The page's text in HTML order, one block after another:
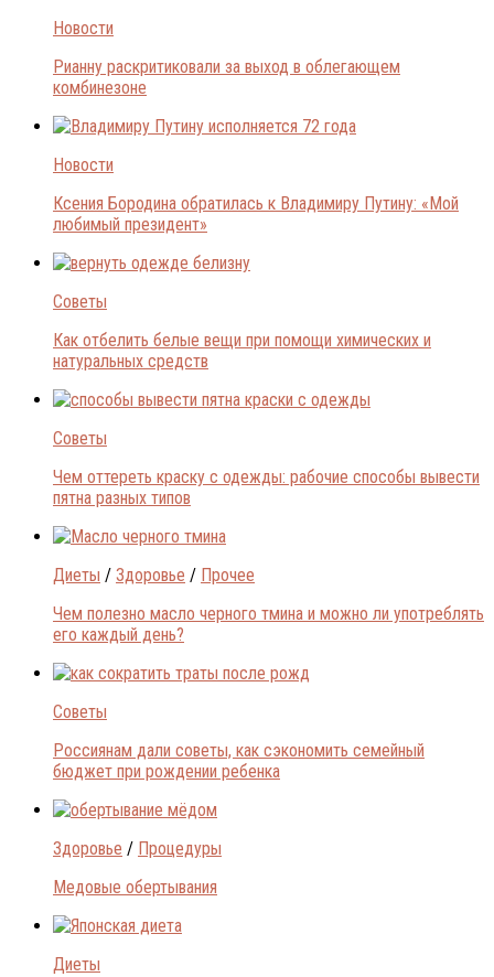
Новости
Рианну раскритиковали за выход в облегающем
комбинезоне
Новости
Ксения Бородина обратилась к Владимиру Путину: «Мой
любимый президент»
Советы
Как отбелить белые вещи при помощи химических и
натуральных средств
Советы
Чем оттереть краску с одежды: рабочие способы вывести
пятна разных типов
Диеты / Здоровье / Прочее
Чем полезно масло черного тмина и можно ли употреблять
его каждый день?
Советы
Россиянам дали советы, как сэкономить семейный
бюджет при рождении ребенка
Здоровье / Процедуры
Медовые обертывания
Диеты